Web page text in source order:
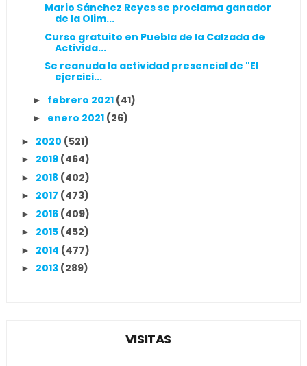
Mario Sánchez Reyes se proclama ganador
de la Olim...
Curso gratuito en Puebla de la Calzada de
Activida...
Se reanuda la actividad presencial de "El
ejercici...
► febrero 2021 (41)
► enero 2021 (26)
► 2020 (521)
► 2019 (464)
► 2018 (402)
► 2017 (473)
► 2016 (409)
► 2015 (452)
► 2014 (477)
► 2013 (289)
VISITAS